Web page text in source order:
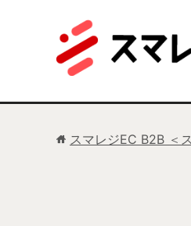
スマレジEC B2B ＜